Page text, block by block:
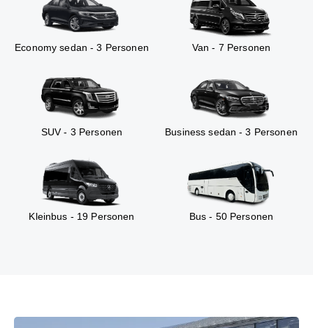
Economy sedan - 3 Personen Van - 7 Personen
SUV - 3 Personen Business sedan - 3 Personen
Kleinbus - 19 Personen Bus - 50 Personen